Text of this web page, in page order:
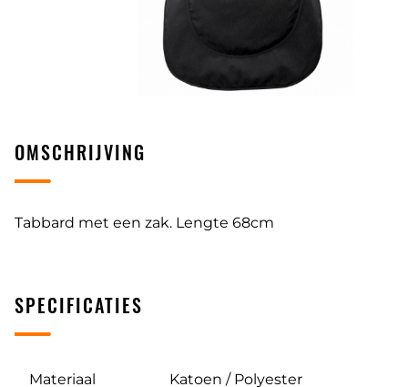
OMSCHRIJVING
Tabbard met een zak. Lengte 68cm
SPECIFICATIES
Materiaal
Katoen / Polyester